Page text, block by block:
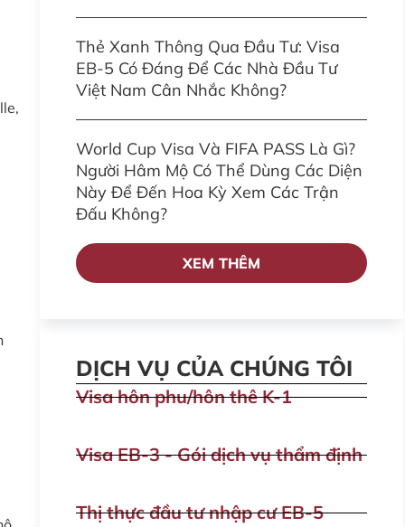
Thẻ Xanh Thông Qua Đầu Tư: Visa
EB-5 Có Đáng Để Các Nhà Đầu Tư
Việt Nam Cân Nhắc Không?
World Cup Visa Và FIFA PASS Là Gì?
Người Hâm Mộ Có Thể Dùng Các Diện
Này Để Đến Hoa Kỳ Xem Các Trận
Đấu Không?
XEM THÊM
DỊCH VỤ CỦA CHÚNG TÔI
Visa hôn phu/hôn thê K-1
Visa EB-3 - Gói dịch vụ thẩm định
Thị thực đầu tư nhập cư EB-5